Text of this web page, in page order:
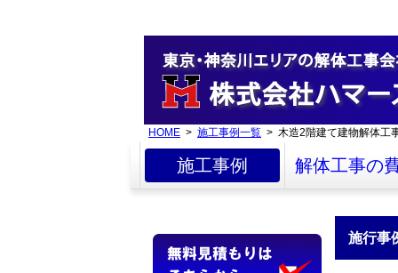
HOME > 施工事例一覧 > 木造2階建て建物解体工
施工事例 解体工事の
施行事